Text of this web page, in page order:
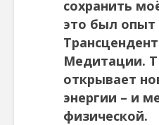
сохранить
это был опыт
Медитации.
открывает
энергии – и
физической.